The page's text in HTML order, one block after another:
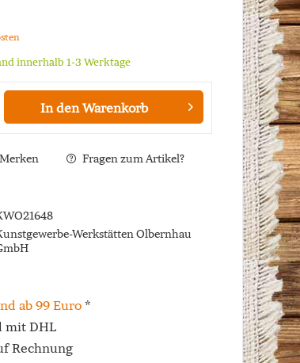
innerhalb 1-3 Werktage
In den Warenkorb
Merken
Fragen zum Artikel?
Werkstätten Olbernhau
ab 99 Euro*
mit DHL
Rechnung